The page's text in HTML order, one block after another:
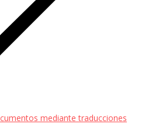
mediante traducciones